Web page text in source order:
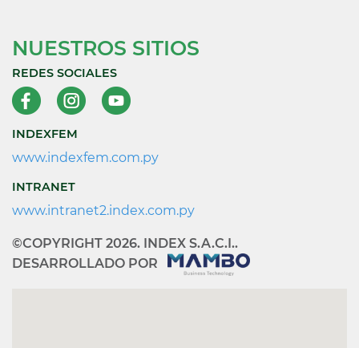
NUESTROS SITIOS
REDES SOCIALES
INDEXFEM
www.indexfem.com.py
INTRANET
www.intranet2.index.com.py
©COPYRIGHT 2026. INDEX S.A.C.I..
DESARROLLADO POR